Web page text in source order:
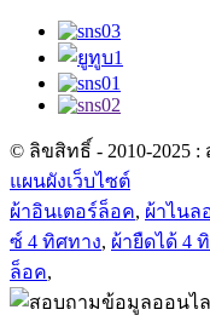
© ลิขสิทธิ์ - 2010-2025
แผนผังเว็บไซต์
ผ้าอินเตอร์ล็อค, ผ้าไนล
ซ์ 4 ทิศทาง, ผ้ายืดได้ 4
ล็อค,